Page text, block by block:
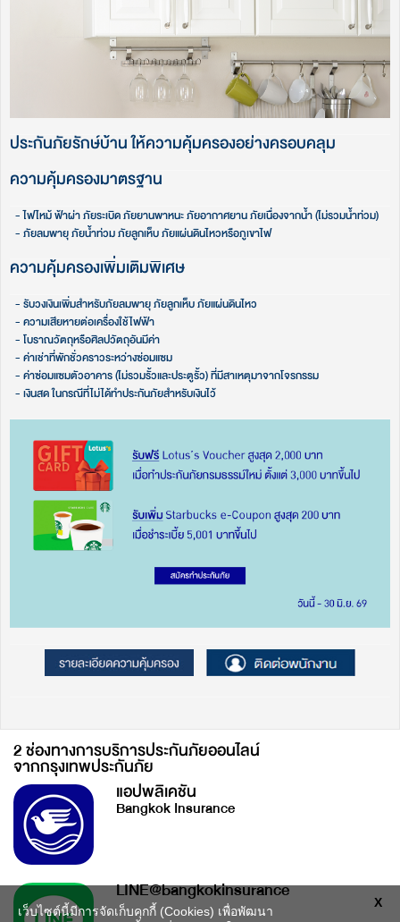
ประกันภัยรักษ์บ้าน ให้ความคุ้มครองอย่างครอบคลุม
ความคุ้มครองมาตรฐาน​​
- ไฟไหม้ ฟ้าผ่า ภัยระเบิด ภัยยานพาหนะ ภัยอากาศยาน ภัยเนื่องจากน้ำ (ไม่รวมน้ำท่วม)​
- ภัยลมพายุ ภัยน้ำท่วม ภัยลูกเห็บ ภัยแผ่นดินไหวหรือภูเขาไฟ​
ความคุ้มครองเพิ่มเติมพิเศษ
- รับวงเงินเพิ่มสำหรับภัยลมพายุ ภัยลูกเห็บ ภัยแผ่นดินไหว
- ความเสียหายต่อเครื่องใช้ไฟฟ้า​
- โบราณวัตถุหรือศิลปวัตถุอันมีค่า​
- ค่าเช่าที่พักชั่วคราวระหว่างซ่อมแซม​
- ค่าซ่อมแซมตัวอาคาร (ไม่รวมรั้วและประตูรั้ว) ที่มีสาเหตุมาจากโจรกรรม​
- เงินสด ในกรณีที่ไม่ได้ทำประกันภัยสำหรับเงินไว้​
2 ช่องทางการบริการประกันภัยออนไลน์
จากกรุงเทพประกันภัย
แอปพลิเคชัน
Bangkok Insurance
LINE@bangkokinsurance X
เว็บไซต์นี้มีการจัดเก็บคุกกี้ (Cookies) เพื่อพัฒนา